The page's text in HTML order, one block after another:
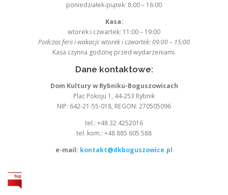
poniedziałek-piątek: 8:00 – 16:00
Kasa:
wtorek i czwartek: 11:00 – 19:00
Podczas ferii i wakacji: wtorek i czwartek: 09:00 – 15:00
Kasa czynna godzinę przed wydarzeniami.
Dane kontaktowe:
Dom Kultury w Rybniku-Boguszowicach
Plac Pokoju 1, 44-253 Rybnik
NIP: 642-21-55-018, REGON: 270505096
tel.: +48 32 4252016
tel. kom.: +48 885 605 588
e-mail: kontakt@dkboguszowice.pl